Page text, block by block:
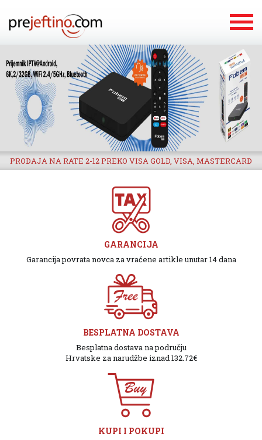
PRODAJA NA RATE 2-12 PREKO VISA GOLD, VISA, MASTERCARD
GARANCIJA
Garancija povrata novca za vraćene artikle unutar 14 dana
BESPLATNA DOSTAVA
Besplatna dostava na području
Hrvatske za narudžbe iznad 132.72€
KUPI I POKUPI